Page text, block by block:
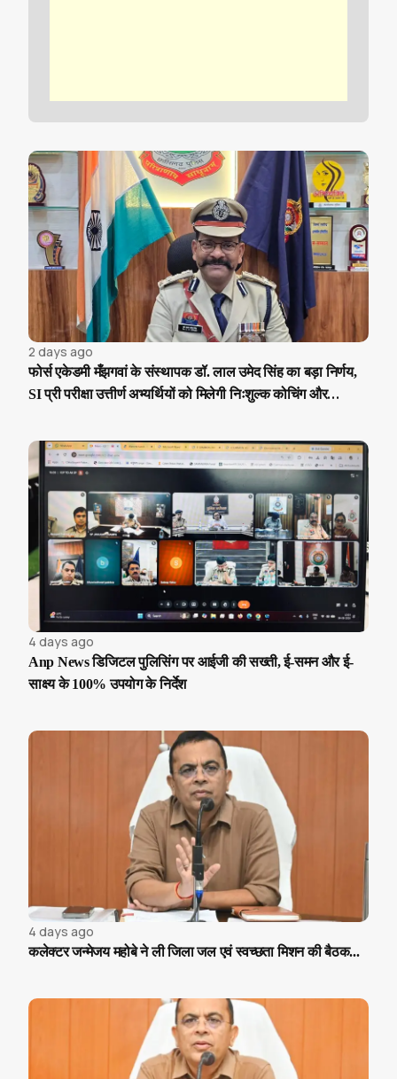
2 days ago
फोर्स एकेडमी मँझगवां के संस्थापक डॉ. लाल उमेद सिंह का बड़ा निर्णय,
SI प्री परीक्षा उत्तीर्ण अभ्यर्थियों को मिलेगी निःशुल्क कोचिंग और
4 days ago
Anp News डिजिटल पुलिसिंग पर आईजी की सख्ती, ई-समन और ई-
साक्ष्य के 100% उपयोग के निर्देश
4 days ago
कलेक्टर जन्मेजय महोबे ने ली जिला जल एवं स्वच्छता मिशन की बैठक...